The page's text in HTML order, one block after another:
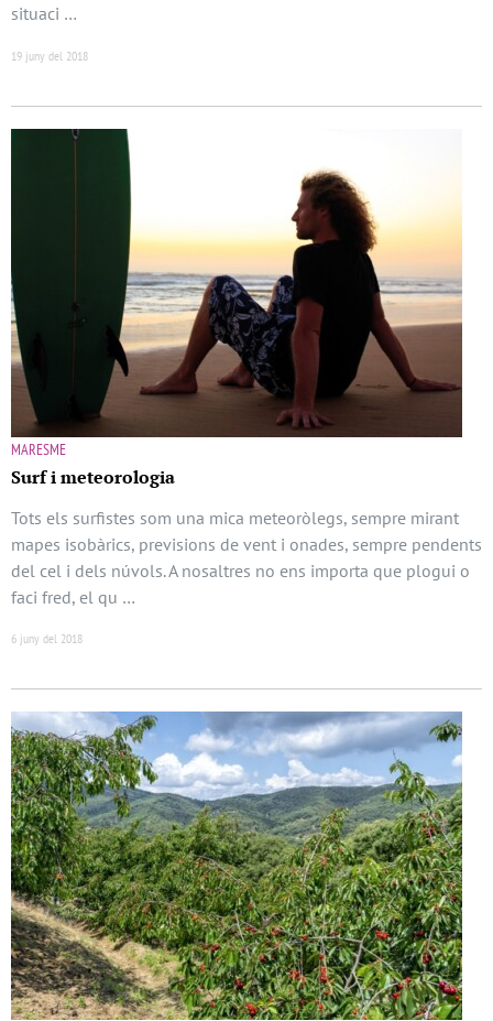
situaci …
19 juny del 2018
MARESME
Surf i meteorologia
Tots els surfistes som una mica meteoròlegs, sempre mirant
mapes isobàrics, previsions de vent i onades, sempre pendents
del cel i dels núvols. A nosaltres no ens importa que plogui o
faci fred, el qu …
6 juny del 2018